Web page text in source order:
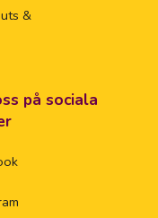
&
på sociala